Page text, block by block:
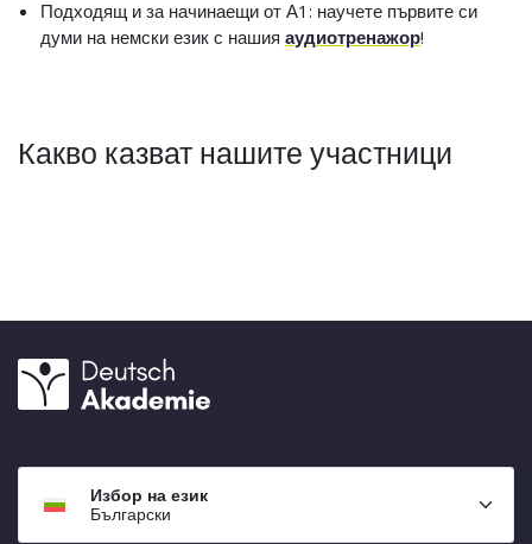
Подходящ и за начинаещи от А1: научете първите си
думи на немски език с нашия аудиотренажор!
Какво казват нашите участници
Избор на език
Български